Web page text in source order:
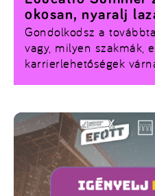
Gondolkodsz a
vagy, milyen szakmák,
karrierlehetőségek
okosan, nyaralj